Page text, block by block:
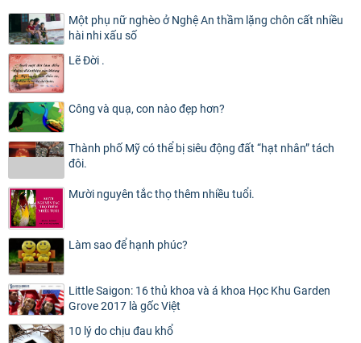
Một phụ nữ nghèo ở Nghệ An thầm lặng chôn cất nhiều
hài nhi xấu số
Lẽ Đời .
Công và quạ, con nào đẹp hơn?
Thành phố Mỹ có thể bị siêu động đất “hạt nhân” tách
đôi.
Mười nguyên tắc thọ thêm nhiều tuổi.
Làm sao để hạnh phúc?
Little Saigon: 16 thủ khoa và á khoa Học Khu Garden
Grove 2017 là gốc Việt
10 lý do chịu đau khổ